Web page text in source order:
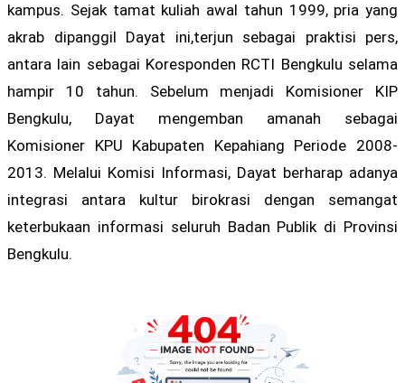
kampus. Sejak tamat kuliah awal tahun 1999, pria yang
akrab dipanggil Dayat ini,terjun sebagai praktisi pers,
antara lain sebagai Koresponden RCTI Bengkulu selama
hampir 10 tahun. Sebelum menjadi Komisioner KIP
Bengkulu, Dayat mengemban amanah sebagai
Komisioner KPU Kabupaten Kepahiang Periode 2008-
2013. Melalui Komisi Informasi, Dayat berharap adanya
integrasi antara kultur birokrasi dengan semangat
keterbukaan informasi seluruh Badan Publik di Provinsi
Bengkulu.